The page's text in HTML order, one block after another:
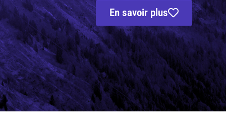
En savoir plus